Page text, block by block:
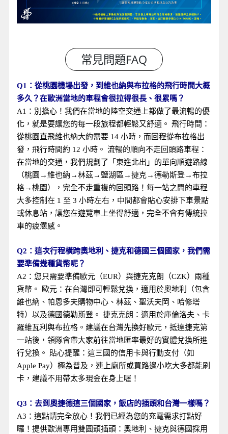
Q1：從桃園機場出發，到維也納與布拉格的飛行時間大概
多久？在歐洲當地的車程會很拉得很長、很累嗎？
A1：別擔心！我們在當地的陸空交通上都做了最流暢的優
化，就是要讓您的每一段旅程都輕鬆又舒適。 飛行時間：
從桃園直飛維也納大約需要 14 小時，而回程從布拉格出
發，飛行時間約 12 小時。 流暢的順向不走回頭路車程：
在當地的交通，我們規劃了「東進北出」的單向順遊路線
（桃園→維也納→林茲→鹽湖區→捷克→德勒斯登→布拉
格→桃園），完全不走重複的回頭路！每一站之間的車程
大多控制在 1 至 3 小時左右，中間都會貼心安排下車景點
或休息站，讓您在遊覽車上坐得舒適，完全不會有傳統拉
車的疲憊感。
Q2：這次行程橫跨奧地利、捷克和德國三個國家，我們需
要準備幾種貨幣呢？
A2：您只需要準備歐元（EUR）與捷克克朗（CZK）兩種
貨幣。 歐元：在台灣即可輕鬆兌換，適用於奧地利（包含
維也納、帕恩多夫購物中心、林茲、聖沃夫岡、哈修塔
特）以及德國德勒斯登。 捷克克朗：適用於庫倫洛夫、卡
羅維瓦利與布拉格。建議在台灣先換好歐元，抵達捷克第
一站後，領隊會帶大家前往當地匯率最好的實體兌換所進
行兌換。 貼心提醒：這三國的信用卡與行動支付（如
Apple Pay）極為普及，連上廁所或買路邊小吃大多都能刷
卡，建議不用帶太多現金在身上喔！
Q3：去到奧捷德這三個國家，飯店的插頭和台灣一樣嗎？
A3：這點請完全放心！我們已經為您的充電需求打點好
囉！提供歐洲專用雙圓頭插頭：奧地利、捷克與德國採用